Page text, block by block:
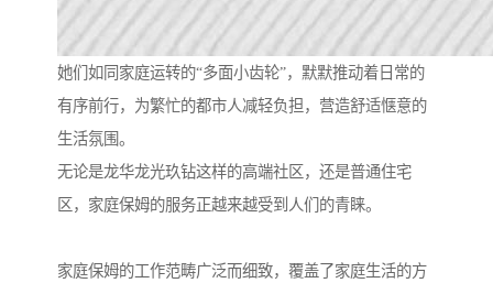
她们如同家庭运转的“多面小齿轮”，默默推动着日常的
有序前行，为繁忙的都市人减轻负担，营造舒适惬意的
生活氛围。
无论是龙华龙光玖钻这样的高端社区，还是普通住宅
区，家庭保姆的服务正越来越受到人们的青睐。
家庭保姆的工作范畴广泛而细致，覆盖了家庭生活的方